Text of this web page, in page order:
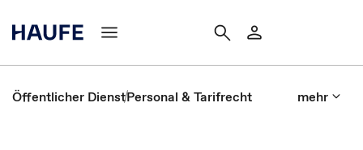
Öffentlicher DienstPersonal & Tarifrecht mehr